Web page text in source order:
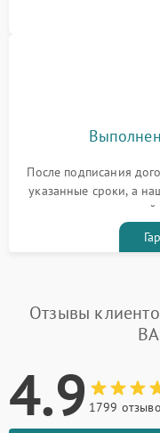
После подписания
указанные сроки, а
Отзывы
4.9 1799